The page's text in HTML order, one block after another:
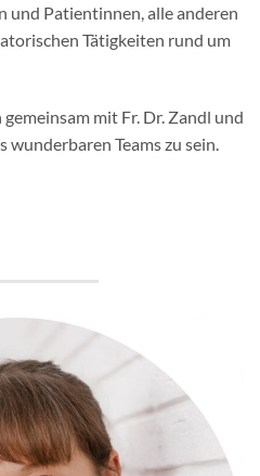
und Patientinnen, alle anderen
Tätigkeiten rund um
mit Fr. Dr. Zandl und
wunderbaren Teams zu sein.